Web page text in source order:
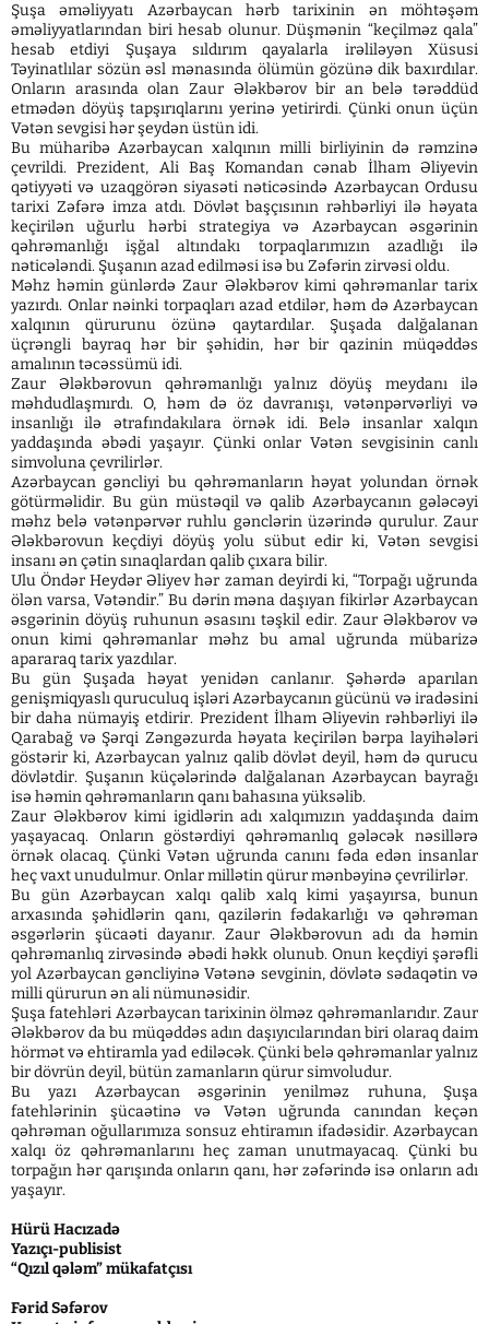
Şuşa əməliyyatı Azərbaycan hərb tarixinin ən möhtəşəm
əməliyyatlarından biri hesab olunur. Düşmənin “keçilməz qala”
hesab etdiyi Şuşaya sıldırım qayalarla irəliləyən Xüsusi
Təyinatlılar sözün əsl mənasında ölümün gözünə dik baxırdılar.
Onların arasında olan Zaur Ələkbərov bir an belə tərəddüd
etmədən döyüş tapşırıqlarını yerinə yetirirdi. Çünki onun üçün
Vətən sevgisi hər şeydən üstün idi.
Bu müharibə Azərbaycan xalqının milli birliyinin də rəmzinə
çevrildi. Prezident, Ali Baş Komandan cənab İlham Əliyevin
qətiyyəti və uzaqgörən siyasəti nəticəsində Azərbaycan Ordusu
tarixi Zəfərə imza atdı. Dövlət başçısının rəhbərliyi ilə həyata
keçirilən uğurlu hərbi strategiya və Azərbaycan əsgərinin
qəhrəmanlığı işğal altındakı torpaqlarımızın azadlığı ilə
nəticələndi. Şuşanın azad edilməsi isə bu Zəfərin zirvəsi oldu.
Məhz həmin günlərdə Zaur Ələkbərov kimi qəhrəmanlar tarix
yazırdı. Onlar nəinki torpaqları azad etdilər, həm də Azərbaycan
xalqının qürurunu özünə qaytardılar. Şuşada dalğalanan
üçrəngli bayraq hər bir şəhidin, hər bir qazinin müqəddəs
amalının təcəssümü idi.
Zaur Ələkbərovun qəhrəmanlığı yalnız döyüş meydanı ilə
məhdudlaşmırdı. O, həm də öz davranışı, vətənpərvərliyi və
insanlığı ilə ətrafındakılara örnək idi. Belə insanlar xalqın
yaddaşında əbədi yaşayır. Çünki onlar Vətən sevgisinin canlı
simvoluna çevrilirlər.
Azərbaycan gəncliyi bu qəhrəmanların həyat yolundan örnək
götürməlidir. Bu gün müstəqil və qalib Azərbaycanın gələcəyi
məhz belə vətənpərvər ruhlu gənclərin üzərində qurulur. Zaur
Ələkbərovun keçdiyi döyüş yolu sübut edir ki, Vətən sevgisi
insanı ən çətin sınaqlardan qalib çıxara bilir.
Ulu Öndər Heydər Əliyev hər zaman deyirdi ki, “Torpağı uğrunda
ölən varsa, Vətəndir.” Bu dərin məna daşıyan fikirlər Azərbaycan
əsgərinin döyüş ruhunun əsasını təşkil edir. Zaur Ələkbərov və
onun kimi qəhrəmanlar məhz bu amal uğrunda mübarizə
apararaq tarix yazdılar.
Bu gün Şuşada həyat yenidən canlanır. Şəhərdə aparılan
genişmiqyaslı quruculuq işləri Azərbaycanın gücünü və iradəsini
bir daha nümayiş etdirir. Prezident İlham Əliyevin rəhbərliyi ilə
Qarabağ və Şərqi Zəngəzurda həyata keçirilən bərpa layihələri
göstərir ki, Azərbaycan yalnız qalib dövlət deyil, həm də qurucu
dövlətdir. Şuşanın küçələrində dalğalanan Azərbaycan bayrağı
isə həmin qəhrəmanların qanı bahasına yüksəlib.
Zaur Ələkbərov kimi igidlərin adı xalqımızın yaddaşında daim
yaşayacaq. Onların göstərdiyi qəhrəmanlıq gələcək nəsillərə
örnək olacaq. Çünki Vətən uğrunda canını fəda edən insanlar
heç vaxt unudulmur. Onlar millətin qürur mənbəyinə çevrilirlər.
Bu gün Azərbaycan xalqı qalib xalq kimi yaşayırsa, bunun
arxasında şəhidlərin qanı, qazilərin fədakarlığı və qəhrəman
əsgərlərin şücaəti dayanır. Zaur Ələkbərovun adı da həmin
qəhrəmanlıq zirvəsində əbədi həkk olunub. Onun keçdiyi şərəfli
yol Azərbaycan gəncliyinə Vətənə sevginin, dövlətə sədaqətin və
milli qürurun ən ali nümunəsidir.
Şuşa fatehləri Azərbaycan tarixinin ölməz qəhrəmanlarıdır. Zaur
Ələkbərov da bu müqəddəs adın daşıyıcılarından biri olaraq daim
hörmət və ehtiramla yad ediləcək. Çünki belə qəhrəmanlar yalnız
bir dövrün deyil, bütün zamanların qürur simvoludur.
Bu yazı Azərbaycan əsgərinin yenilməz ruhuna, Şuşa
fatehlərinin şücaətinə və Vətən uğrunda canından keçən
qəhrəman oğullarımıza sonsuz ehtiramın ifadəsidir. Azərbaycan
xalqı öz qəhrəmanlarını heç zaman unutmayacaq. Çünki bu
torpağın hər qarışında onların qanı, hər zəfərində isə onların adı
yaşayır.
Hürü Hacızadə
Yazıçı-publisist
“Qızıl qələm” mükafatçısı
Fərid Səfərov